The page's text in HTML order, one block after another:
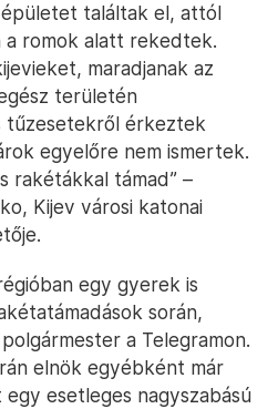
találtak el, attól
romok alatt rekedtek.
maradjanak az
területén
tűzesetekről érkeztek
egyelőre nem ismertek.
rakétákkal támad” –
Kijev városi katonai
egy gyerek is
során,
a Telegramon.
elnök egyébként már
esetleges nagyszabású